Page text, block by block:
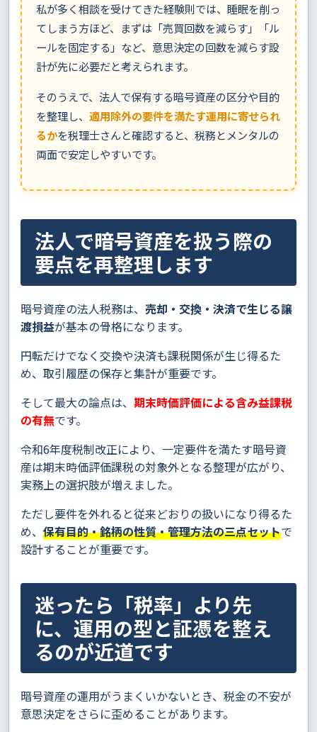
私が多く相談を受けてきた経験則では、睡眠を削っ
てしまう方ほど、まずは「売買回数を減らす」「ル
ールを固定する」など、意思決定の回数を減らす設
計が先に必要だと考えられます。
そのうえで、法人で保有する暗号資産の区分や目的
を整理し、 適用除外の要件を満たす運用に寄せられ
るかを税理士さんと確認すると、税務とメンタルの
両面で安定しやすいです。
法人で暗号資産を扱う際の
要点を再整理します
暗号資産の法人税務は、 売却・交換・決済で生じる譲
渡損益が基本の骨格になります。
円転だけでなく交換や決済も課税関係が生じ得るた
め、取引履歴の保存と集計が重要です。
そして最大の論点は、 期末時価評価による含み益課税
の有無です。
令和6年度税制改正により、一定要件を満たす暗号資
産は期末時価評価課税の対象外となる整理が広がり、
実務上の選択肢が増えました。
ただし要件を外れると従来どおりの扱いになり得るた
め、 保有目的・銘柄の性質・管理方法の三点セットで
設計することが重要です。
迷ったら「税率」より先
に、運用の型と証憑を整え
るのが近道です
暗号資産の運用がうまくいかないとき、税金の不安が
意思決定をさらに歪めることがあります。